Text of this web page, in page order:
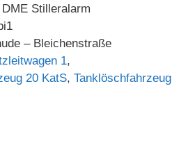
DME Stilleralarm
– Bleichenstraße
1,
20 KatS, Tanklöschfahrzeug